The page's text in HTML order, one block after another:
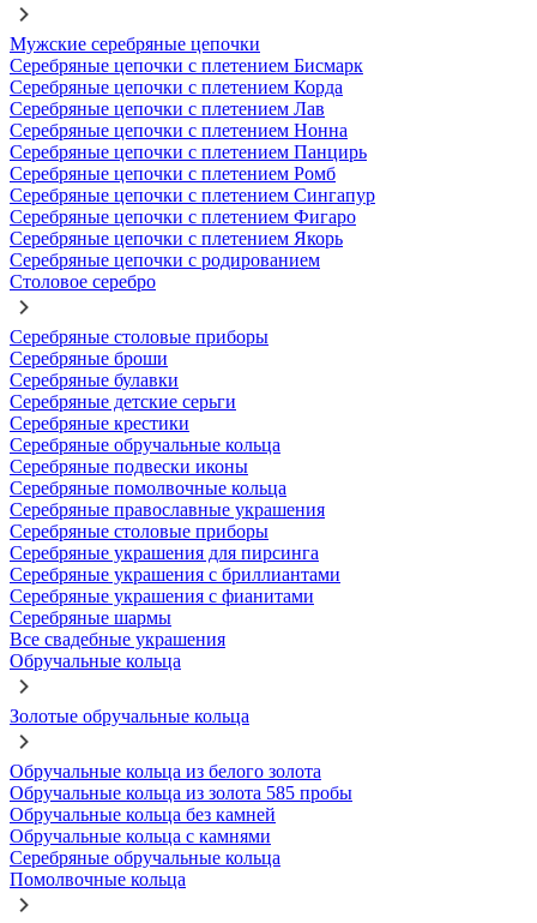
Мужские серебряные цепочки
Серебряные цепочки с плетением Бисмарк
Серебряные цепочки с плетением Корда
Серебряные цепочки с плетением Лав
Серебряные цепочки с плетением Нонна
Серебряные цепочки с плетением Панцирь
Серебряные цепочки с плетением Ромб
Серебряные цепочки с плетением Сингапур
Серебряные цепочки с плетением Фигаро
Серебряные цепочки с плетением Якорь
Серебряные цепочки с родированием
Столовое серебро
Серебряные столовые приборы
Серебряные броши
Серебряные булавки
Серебряные детские серьги
Серебряные крестики
Серебряные обручальные кольца
Серебряные подвески иконы
Серебряные помолвочные кольца
Серебряные православные украшения
Серебряные столовые приборы
Серебряные украшения для пирсинга
Серебряные украшения с бриллиантами
Серебряные украшения с фианитами
Серебряные шармы
Все свадебные украшения
Обручальные кольца
Золотые обручальные кольца
Обручальные кольца из белого золота
Обручальные кольца из золота 585 пробы
Обручальные кольца без камней
Обручальные кольца с камнями
Серебряные обручальные кольца
Помолвочные кольца